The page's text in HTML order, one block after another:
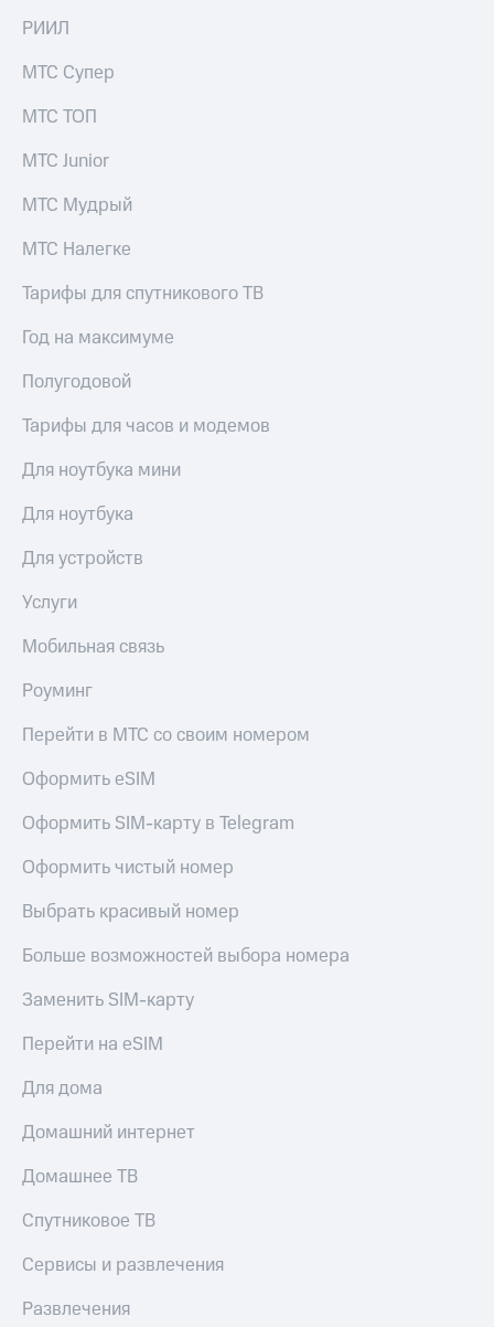
РИИЛ
МТС Супер
МТС ТОП
МТС Junior
МТС Мудрый
МТС Налегке
Тарифы для спутникового ТВ
Год на максимуме
Полугодовой
Тарифы для часов и модемов
Для ноутбука мини
Для ноутбука
Для устройств
Услуги
Мобильная связь
Роуминг
Перейти в МТС со своим номером
Оформить eSIM
Оформить SIM-карту в Telegram
Оформить чистый номер
Выбрать красивый номер
Больше возможностей выбора номера
Заменить SIM-карту
Перейти на eSIM
Для дома
Домашний интернет
Домашнее ТВ
Спутниковое ТВ
Сервисы и развлечения
Развлечения